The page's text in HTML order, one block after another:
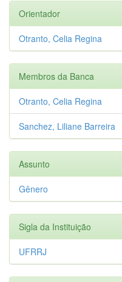
Orientador
Otranto, Celia Regina
Membros da Banca
Otranto, Celia Regina
Sanchez, Liliane Barreira
Assunto
Gênero
Sigla da Instituição
UFRRJ